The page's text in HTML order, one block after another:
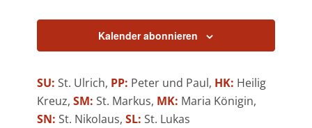
Kalender abonnieren
SU: St. Ulrich, PP: Peter und Paul, HK: Heilig
Kreuz,SM: St. Markus, MK: Maria Königin,
SN: St. Nikolaus,SL: St. Lukas